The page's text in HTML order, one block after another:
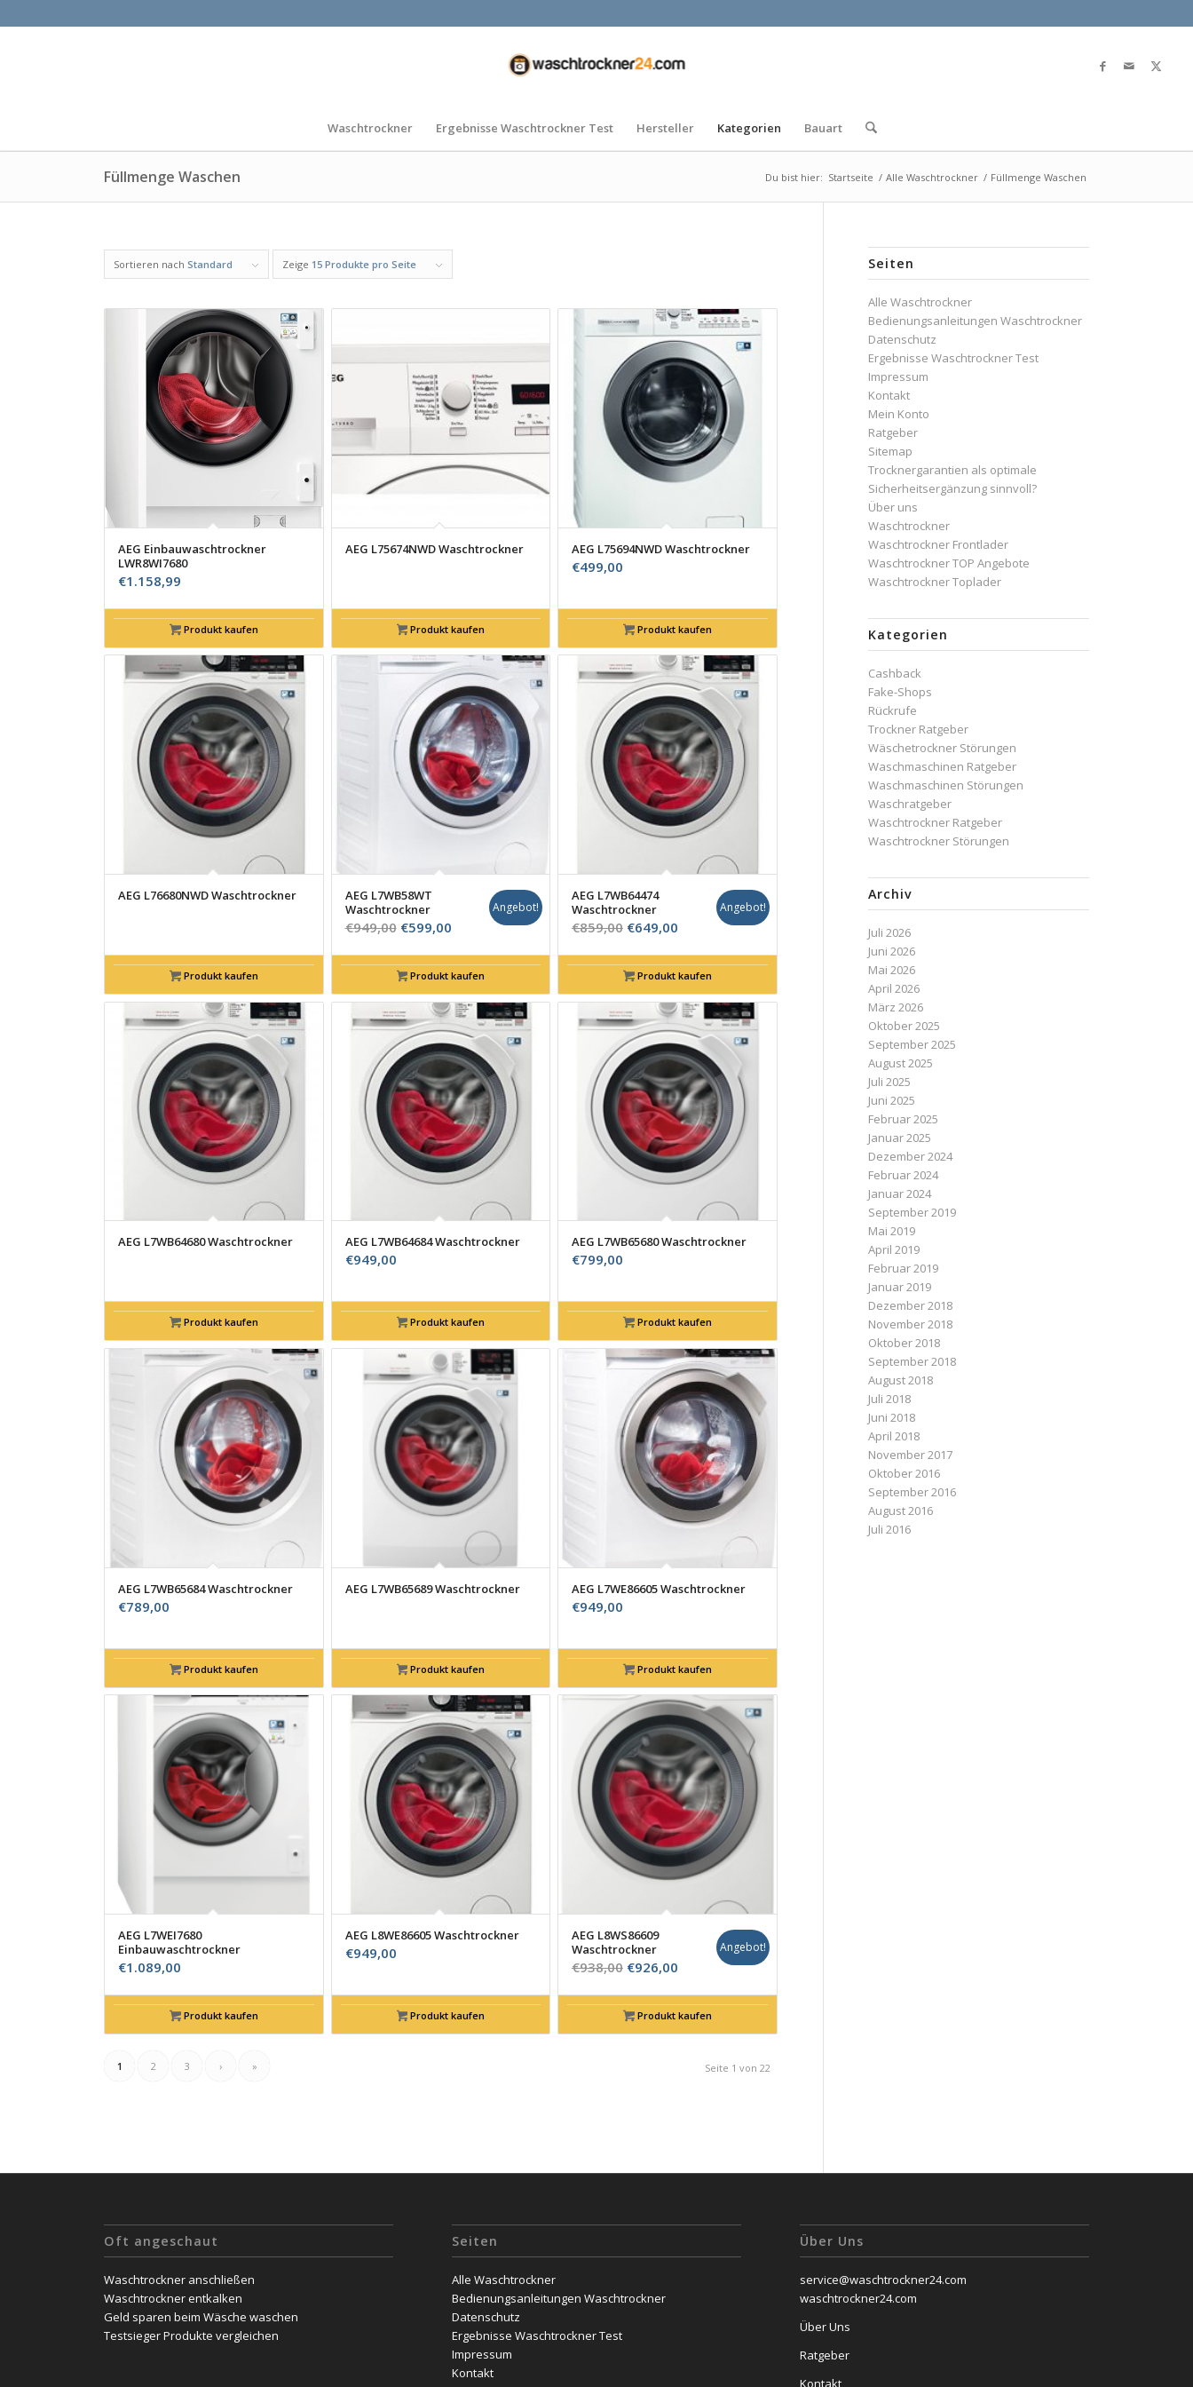
Waschtrockner Ergebnisse Waschtrockner Test Hersteller Kategorien Bauart
Füllmenge Waschen Du bist hier: Startseite / Alle Waschtrockner / Füllmenge Waschen
Sortieren nachStandard Zeige 15 Produkte pro Seite
AEG Einbauwaschtrockner
LWR8WI7680
€1.158,99
Produkt kaufen
AEG L75674NWD Waschtrockner
Produkt kaufen
AEG L75694NWD Waschtrockner
€499,00
Produkt kaufen
AEG L76680NWD Waschtrockner
Produkt kaufen
AEG L7WB58WT
Waschtrockner
€949,00 Ursprünglicher
war:
€949,00
€599,00Aktueller
ist:
€599,00.
Angebot!
Produkt kaufen
AEG L7WB64474
Waschtrockner
€859,00 Ursprünglicher
war:
€859,00
€649,00Aktueller
ist:
€649,00.
Angebot!
Produkt kaufen
AEG L7WB64680 Waschtrockner
Produkt kaufen
AEG L7WB64684 Waschtrockner
€949,00
Produkt kaufen
AEG L7WB65680 Waschtrockner
€799,00
Produkt kaufen
AEG L7WB65684 Waschtrockner
€789,00
Produkt kaufen
AEG L7WB65689 Waschtrockner
Produkt kaufen
AEG L7WE86605 Waschtrockner
€949,00
Produkt kaufen
AEG L7WEI7680
Einbauwaschtrockner
€1.089,00
Produkt kaufen
AEG L8WE86605 Waschtrockner
€949,00
Produkt kaufen
AEG L8WS86609
Waschtrockner
€938,00 Ursprünglicher
war:
€938,00
€926,00Aktueller
ist:
€926,00.
Angebot!
Produkt kaufen
Seite 1 von 22
1 2 3 › »
Seiten
Alle Waschtrockner
Bedienungsanleitungen Waschtrockner
Datenschutz
Ergebnisse Waschtrockner Test
Impressum
Kontakt
Mein Konto
Ratgeber
Sitemap
Trocknergarantien als optimale
Sicherheitsergänzung sinnvoll?
Über uns
Waschtrockner
Waschtrockner Frontlader
Waschtrockner TOP Angebote
Waschtrockner Toplader
Kategorien
Cashback
Fake-Shops
Rückrufe
Trockner Ratgeber
Wäschetrockner Störungen
Waschmaschinen Ratgeber
Waschmaschinen Störungen
Waschratgeber
Waschtrockner Ratgeber
Waschtrockner Störungen
Archiv
Juli 2026
Juni 2026
Mai 2026
April 2026
März 2026
Oktober 2025
September 2025
August 2025
Juli 2025
Juni 2025
Februar 2025
Januar 2025
Dezember 2024
Februar 2024
Januar 2024
September 2019
Mai 2019
April 2019
Februar 2019
Januar 2019
Dezember 2018
November 2018
Oktober 2018
September 2018
August 2018
Juli 2018
Juni 2018
April 2018
November 2017
Oktober 2016
September 2016
August 2016
Juli 2016
Oft angeschaut
Waschtrockner anschließen
Waschtrockner entkalken
Geld sparen beim Wäsche waschen
Testsieger Produkte vergleichen
Seiten
Alle Waschtrockner
Bedienungsanleitungen Waschtrockner
Datenschutz
Ergebnisse Waschtrockner Test
Impressum
Kontakt
Über Uns
service@waschtrockner24.com
waschtrockner24.com
Über Uns
Ratgeber
Kontakt